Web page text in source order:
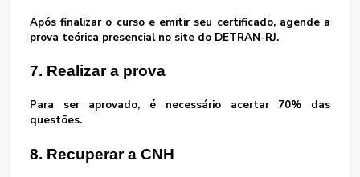
Após finalizar o curso e emitir seu certificado, agende a
prova teórica presencialno site do DETRAN-RJ.
7. Realizar a prova
Para ser aprovado, é necessário acertar 70% das
questões.
8. Recuperar a CNH